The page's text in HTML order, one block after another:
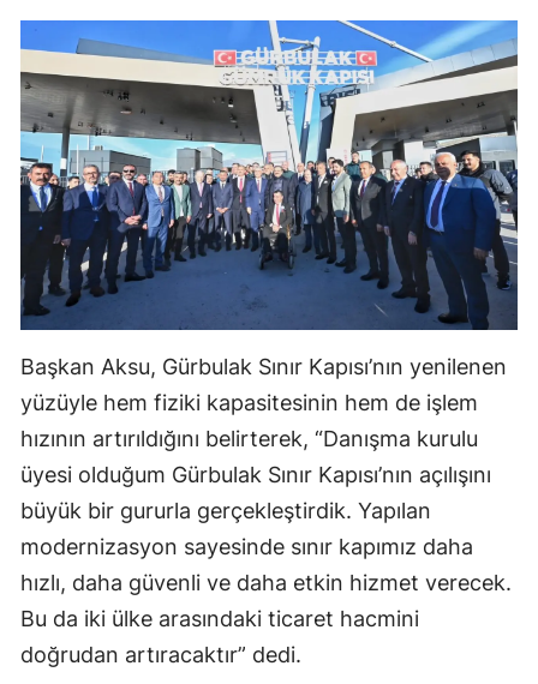
Başkan Aksu, Gürbulak Sınır Kapısı’nın yenilenen
yüzüyle hem fiziki kapasitesinin hem de işlem
hızının artırıldığını belirterek, “Danışma kurulu
üyesi olduğum Gürbulak Sınır Kapısı’nın açılışını
büyük bir gururla gerçekleştirdik. Yapılan
modernizasyon sayesinde sınır kapımız daha
hızlı, daha güvenli ve daha etkin hizmet verecek.
Bu da iki ülke arasındaki ticaret hacmini
doğrudan artıracaktır” dedi.